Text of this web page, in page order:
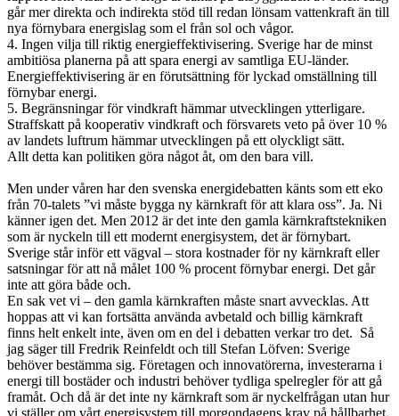
går mer direkta och indirekta stöd till redan lönsam vattenkraft än till
nya förnybara energislag som el från sol och vågor.
4. Ingen vilja till riktig energieffektivisering. Sverige har de minst
ambitiösa planerna på att spara energi av samtliga EU-länder.
Energieffektivisering är en förutsättning för lyckad omställning till
förnybar energi.
5. Begränsningar för vindkraft hämmar utvecklingen ytterligare.
Straffskatt på kooperativ vindkraft och försvarets veto på över 10 %
av landets luftrum hämmar utvecklingen på ett olyckligt sätt.
Allt detta kan politiken göra något åt, om den bara vill.
Men under våren har den svenska energidebatten känts som ett eko
från 70-talets ”vi måste bygga ny kärnkraft för att klara oss”. Ja. Ni
känner igen det. Men 2012 är det inte den gamla kärnkraftstekniken
som är nyckeln till ett modernt energisystem, det är förnybart.
Sverige står inför ett vägval – stora kostnader för ny kärnkraft eller
satsningar för att nå målet 100 % procent förnybar energi. Det går
inte att göra både och.
En sak vet vi – den gamla kärnkraften måste snart avvecklas. Att
hoppas att vi kan fortsätta använda avbetald och billig kärnkraft
finns helt enkelt inte, även om en del i debatten verkar tro det. Så
jag säger till Fredrik Reinfeldt och till Stefan Löfven: Sverige
behöver bestämma sig. Företagen och innovatörerna, investerarna i
energi till bostäder och industri behöver tydliga spelregler för att gå
framåt. Och då är det inte ny kärnkraft som är nyckelfrågan utan hur
vi ställer om vårt energisystem till morgondagens krav på hållbarhet,